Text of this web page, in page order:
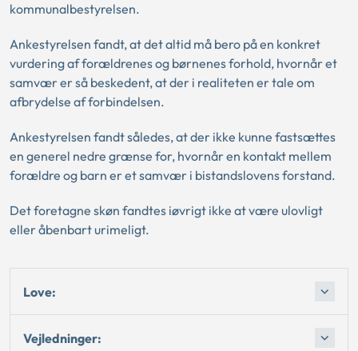
kommunalbestyrelsen.
Ankestyrelsen fandt, at det altid må bero på en konkret
vurdering af forældrenes og børnenes forhold, hvornår et
samvær er så beskedent, at der i realiteten er tale om
afbrydelse af forbindelsen.
Ankestyrelsen fandt således, at der ikke kunne fastsættes
en generel nedre grænse for, hvornår en kontakt mellem
forældre og barn er et samvær i bistandslovens forstand.
Det foretagne skøn fandtes iøvrigt ikke at være ulovligt
eller åbenbart urimeligt.
Love:
Vejledninger: